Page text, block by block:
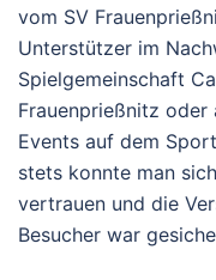
vom SV
Unterstützer im
Spielgemeinschaft
Frauenprießnitz
Events auf dem
stets konnte man
vertrauen und die
Besucher war